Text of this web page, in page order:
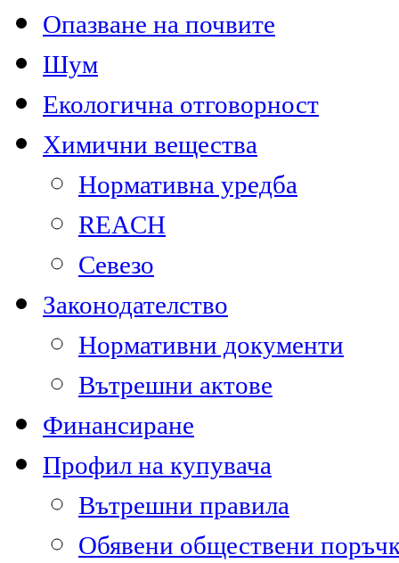
Опазване на почвите
Шум
Екологична отговорност
Химични вещества
Нормативна уредба
REACH
Севезо
Законодателство
Нормативни документи
Вътрешни актове
Финансиране
Профил на купувача
Вътрешни правила
Обявени обществени